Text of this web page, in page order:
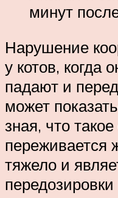
минут
Нарушение
у котов, когда
падают и
может
зная, что
переживается
тяжело и